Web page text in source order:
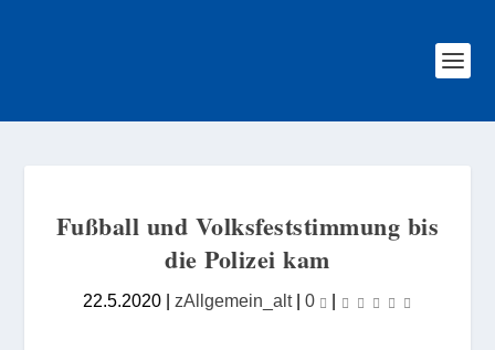
Fußball und Volksfeststimmung bis
die Polizei kam
22.5.2020| zAllgemein_alt| 0 |